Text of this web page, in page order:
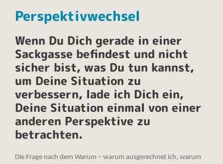
Perspektivwechsel
Wenn Du Dich gerade in einer
Sackgasse befindest und nicht
sicher bist, was Du tun kannst,
um Deine Situation zu
verbessern, lade ich Dich ein,
Deine Situation einmal von einer
anderen Perspektive zu
betrachten.
Die Frage nach dem Warum – warum ausgerechnet ich, warum